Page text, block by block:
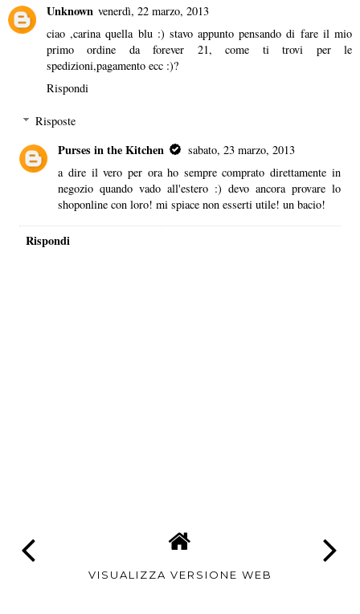
Unknown venerdì, 22 marzo, 2013
ciao ,carina quella blu :) stavo appunto pensando di fare il mio
primo ordine da forever 21, come ti trovi per le
spedizioni,pagamento ecc :)?
Rispondi
Risposte
Purses in the Kitchen
sabato, 23 marzo, 2013
a dire il vero per ora ho sempre comprato direttamente in
negozio quando vado all'estero :) devo ancora provare lo
shoponline con loro! mi spiace non esserti utile! un bacio!
Rispondi
VISUALIZZA VERSIONE WEB